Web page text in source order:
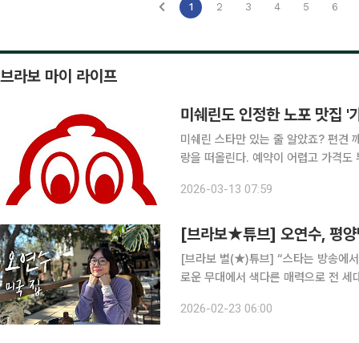
1 2 3 4 5 6
브라보 마이 라이프
미쉐린도 인정한 노포 맛집 '
미쉐린 스타만 있는 줄 알았죠? 편견 깨는 ‘빕 구르망’ 미쉐린 가이
랑을 떠올린다. 예약이 어렵고 가격도
즐길 수 있는 이른바 가성비 맛집 빕
2026-03-13 07:59
[브라보★튜브] 오연수, 평양
[브라보 별(★)튜브] “스타는 방송에
로운 무대에서 색다른 매력으로 전 세
실질적인 팁을 함께 제안합니다. ‘브
2026-02-23 06:00